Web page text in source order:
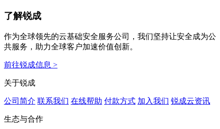
了解锐成
作为全球领先的云基础安全服务公司，我们坚持让安全成为公
共服务，助力全球客户加速价值创新。
前往锐成信息 >
关于锐成
公司简介 联系我们 在线帮助 付款方式 加入我们 锐成云资讯
生态与合作